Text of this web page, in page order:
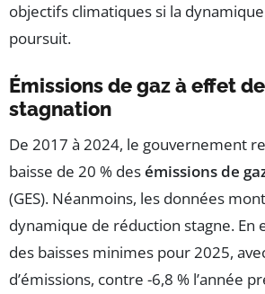
objectifs climatiques si la
poursuit.
Émissions de gaz à effet
stagnation
De 2017 à 2024, le gouvernement
baisse de 20 % desémissions de
(GES). Néanmoins, les données
dynamique de réduction stagne. En
des baisses minimes pour 2025,
d’émissions, contre -6,8 % l’année